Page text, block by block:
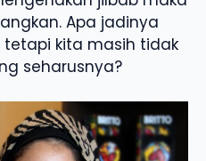
Apa jadinya
kita masih tidak
seharusnya?